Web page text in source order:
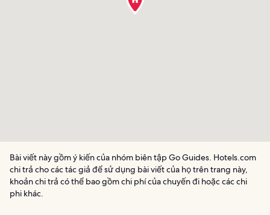
Bài viết này gồm ý kiến của nhóm biên tập Go Guides. Hotels.com
chi trả cho các tác giả để sử dụng bài viết của họ trên trang này,
khoản chi trả có thể bao gồm chi phí của chuyến đi hoặc các chi
phi khác.